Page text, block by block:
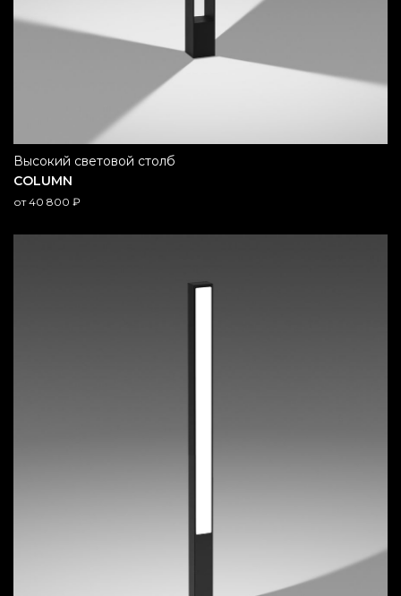
COLUMN
высокий световой столб
от40 800 ₽